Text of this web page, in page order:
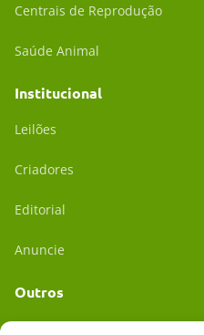
Centrais de Reprodução
Saúde Animal
Institucional
Leilões
Criadores
Editorial
Anuncie
Outros